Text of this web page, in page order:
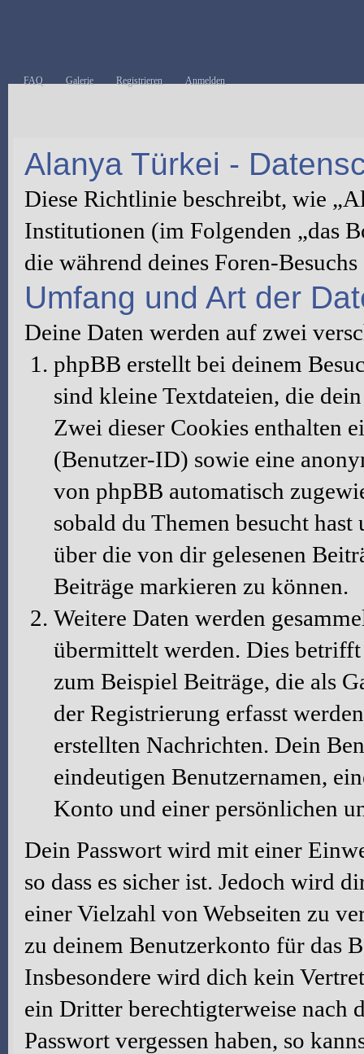
FAQ Galerie Registrieren Anmelden
Alanya Türkei -
Diese Richtlinie beschreibt, wie
Institutionen (im Folgenden „das
die während deines Foren-
Umfang und Art der
Deine Daten werden auf zwei
phpBB erstellt bei deinem
sind kleine Textdateien, die
Zwei dieser Cookies enthalten
(Benutzer-ID) sowie eine
von phpBB automatisch
sobald du Themen besucht
über die von dir gelesenen
Beiträge markieren zu können.
Weitere Daten werden
übermittelt werden. Dies
zum Beispiel Beiträge, die als
der Registrierung erfasst
erstellten Nachrichten. Dein
eindeutigen Benutzernamen,
Konto und einer persönlichen
Dein Passwort wird mit einer
so dass es sicher ist. Jedoch wird
einer Vielzahl von Webseiten zu
zu deinem Benutzerkonto für das
Insbesondere wird dich kein
ein Dritter berechtigterweise nach
Passwort vergessen haben, so